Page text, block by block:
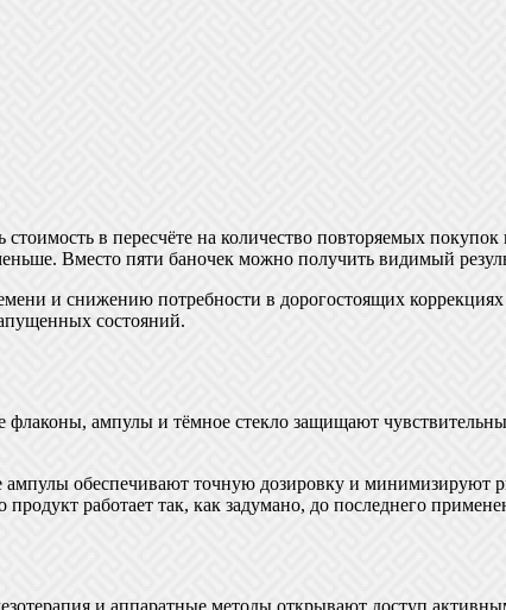
в пересчёте на количество повторяемых
Вместо пяти баночек можно получить видимый
и снижению потребности в дорогостоящих
состояний.
ампулы и тёмное стекло защищают
обеспечивают точную дозировку и минимизируют
работает так, как задумано, до последнего
и аппаратные методы открывают доступ